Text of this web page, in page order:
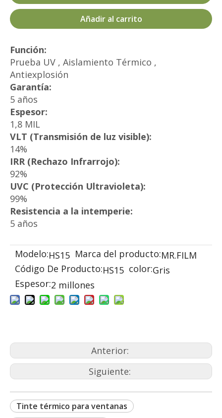
Añadir al carrito
Función:
Prueba UV , Aislamiento Térmico ,
Antiexplosión
Garantía:
5 años
Espesor:
1,8 MIL
VLT (Transmisión de luz visible):
14%
IRR (Rechazo Infrarrojo):
92%
UVC (Protección Ultravioleta):
99%
Resistencia a la intemperie:
5 años
Modelo:HS15 Marca del producto:MR.FILM
Código De Producto:HS15 color:Gris
Espesor:2 millones
Anterior:
Siguiente:
Tinte térmico para ventanas